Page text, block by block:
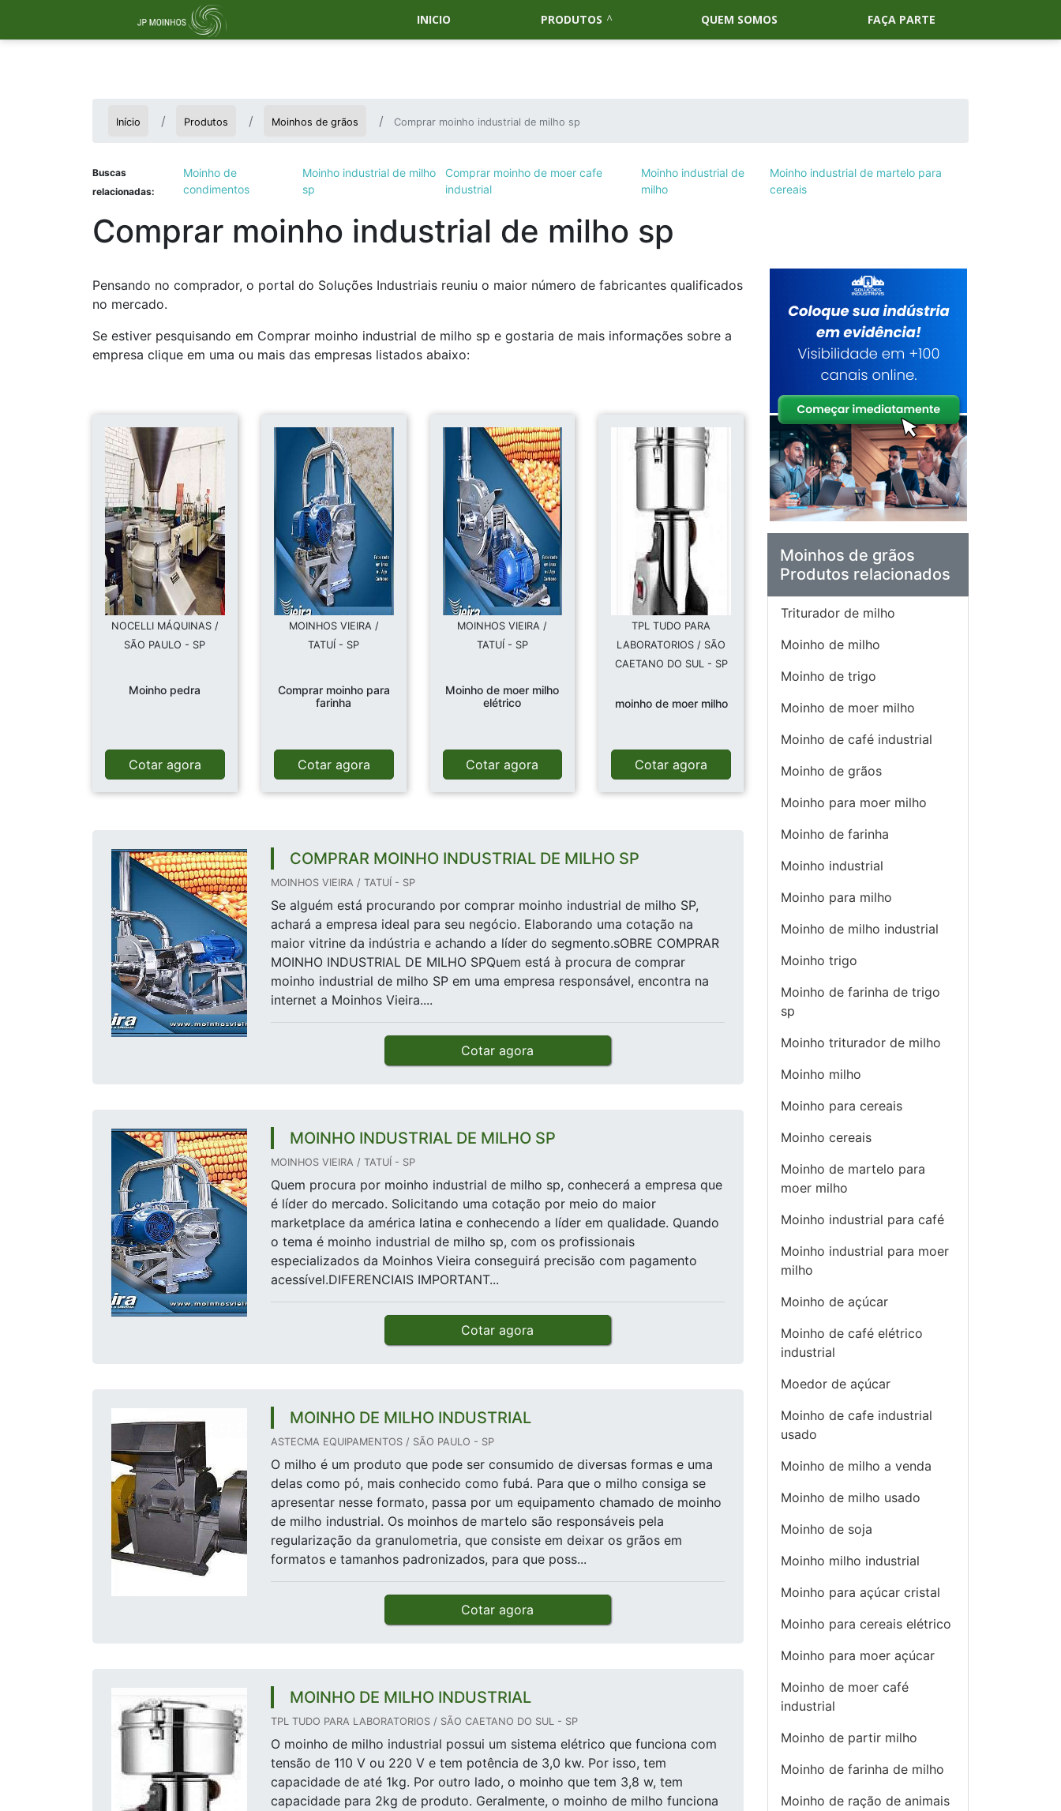
INICIO PRODUTOS QUEM SOMOS FAÇA PARTE
Início Produtos Moinhos de grãos Comprar moinho industrial de milho sp
Buscas
relacionadas:
Moinho de
condimentos
Moinho industrial de milho
sp
Comprar moinho de moer cafe
industrial
Moinho industrial de
milho
Moinho industrial de martelo para
cereais
Comprar moinho industrial de milho sp
Pensando no comprador, o portal do Soluções Industriais reuniu o maior número de fabricantes qualificados
no mercado.
Se estiver pesquisando em Comprar moinho industrial de milho sp e gostaria de mais informações sobre a
empresa clique em uma ou mais das empresas listados abaixo:
NOCELLI MÁQUINAS /
SÃO PAULO - SP
Moinho pedra
Cotar agora
MOINHOS VIEIRA /
TATUÍ - SP
Comprar moinho para
farinha
Cotar agora
MOINHOS VIEIRA /
TATUÍ - SP
Moinho de moer milho
elétrico
Cotar agora
TPL TUDO PARA
LABORATORIOS / SÃO
CAETANO DO SUL - SP
moinho de moer milho
Cotar agora
COMPRAR MOINHO INDUSTRIAL DE MILHO SP
MOINHOS VIEIRA / TATUÍ - SP
Se alguém está procurando por comprar moinho industrial de milho SP,
achará a empresa ideal para seu negócio. Elaborando uma cotação na
maior vitrine da indústria e achando a líder do segmento.sOBRE COMPRAR
MOINHO INDUSTRIAL DE MILHO SPQuem está à procura de comprar
moinho industrial de milho SP em uma empresa responsável, encontra na
internet a Moinhos Vieira....
Cotar agora
MOINHO INDUSTRIAL DE MILHO SP
MOINHOS VIEIRA / TATUÍ - SP
Quem procura por moinho industrial de milho sp, conhecerá a empresa que
é líder do mercado. Solicitando uma cotação por meio do maior
marketplace da américa latina e conhecendo a líder em qualidade. Quando
o tema é moinho industrial de milho sp, com os profissionais
especializados da Moinhos Vieira conseguirá precisão com pagamento
acessível.DIFERENCIAIS IMPORTANT...
Cotar agora
MOINHO DE MILHO INDUSTRIAL
ASTECMA EQUIPAMENTOS / SÃO PAULO - SP
O milho é um produto que pode ser consumido de diversas formas e uma
delas como pó, mais conhecido como fubá. Para que o milho consiga se
apresentar nesse formato, passa por um equipamento chamado de moinho
de milho industrial. Os moinhos de martelo são responsáveis pela
regularização da granulometria, que consiste em deixar os grãos em
formatos e tamanhos padronizados, para que poss...
Cotar agora
MOINHO DE MILHO INDUSTRIAL
TPL TUDO PARA LABORATORIOS / SÃO CAETANO DO SUL - SP
O moinho de milho industrial possui um sistema elétrico que funciona com
tensão de 110 V ou 220 V e tem potência de 3,0 kw. Por isso, tem
capacidade de até 1kg. Por outro lado, o moinho que tem 3,8 w, tem
capacidade para 2kg de produto. Geralmente, o moinho de milho funciona
Moinhos de grãos
Produtos relacionados
Triturador de milho
Moinho de milho
Moinho de trigo
Moinho de moer milho
Moinho de café industrial
Moinho de grãos
Moinho para moer milho
Moinho de farinha
Moinho industrial
Moinho para milho
Moinho de milho industrial
Moinho trigo
Moinho de farinha de trigo
sp
Moinho triturador de milho
Moinho milho
Moinho para cereais
Moinho cereais
Moinho de martelo para
moer milho
Moinho industrial para café
Moinho industrial para moer
milho
Moinho de açúcar
Moinho de café elétrico
industrial
Moedor de açúcar
Moinho de cafe industrial
usado
Moinho de milho a venda
Moinho de milho usado
Moinho de soja
Moinho milho industrial
Moinho para açúcar cristal
Moinho para cereais elétrico
Moinho para moer açúcar
Moinho de moer café
industrial
Moinho de partir milho
Moinho de farinha de milho
Moinho de ração de animais